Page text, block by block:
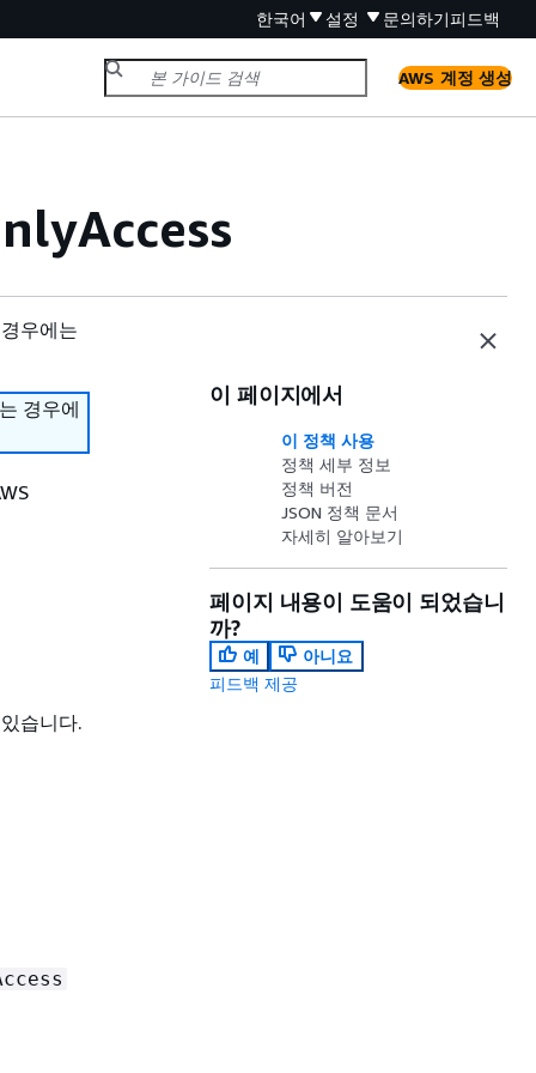
한국어 설정 문의하기피드백
AWS 계정 생성
우에는
경우에
습니다.
이 페이지에서
이 정책 사용
정책 세부 정보
정책 버전
JSON 정책 문서
자세히 알아보기
페이지 내용이 도움이 되었습니
까?
예
아니요
피드백 제공